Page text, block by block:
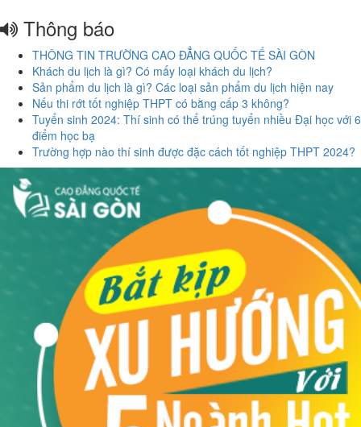
Thông báo
THÔNG TIN TRƯỜNG CAO ĐẲNG QUỐC TẾ SÀI GÒN
Khách du lịch là gì? Có mấy loại khách du lịch?
Sản phẩm du lịch là gì? Các loại sản phẩm du lịch hiện nay
Nếu thi rớt tốt nghiệp THPT có bằng cấp 3 không?
Tuyển sinh 2024: Thí sinh có thể trúng tuyển nhiều Đại học với 6
điểm học bạ
Trường hợp nào thí sinh được đặc cách tốt nghiệp THPT 2024?